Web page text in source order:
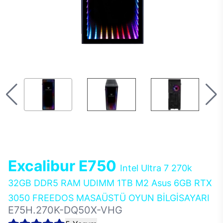
Excalibur E750 Intel Ultra 7 270k
32GB DDR5 RAM UDIMM 1TB M2 Asus 6GB RTX
3050 FREEDOS MASAÜSTÜ OYUN BİLGİSAYARI
E75H.270K-DQ50X-VHG